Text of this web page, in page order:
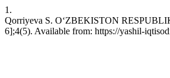
1.
Qorriyeva S. OʻZBEKISTON
6];4(5). Available from: https://yashil-